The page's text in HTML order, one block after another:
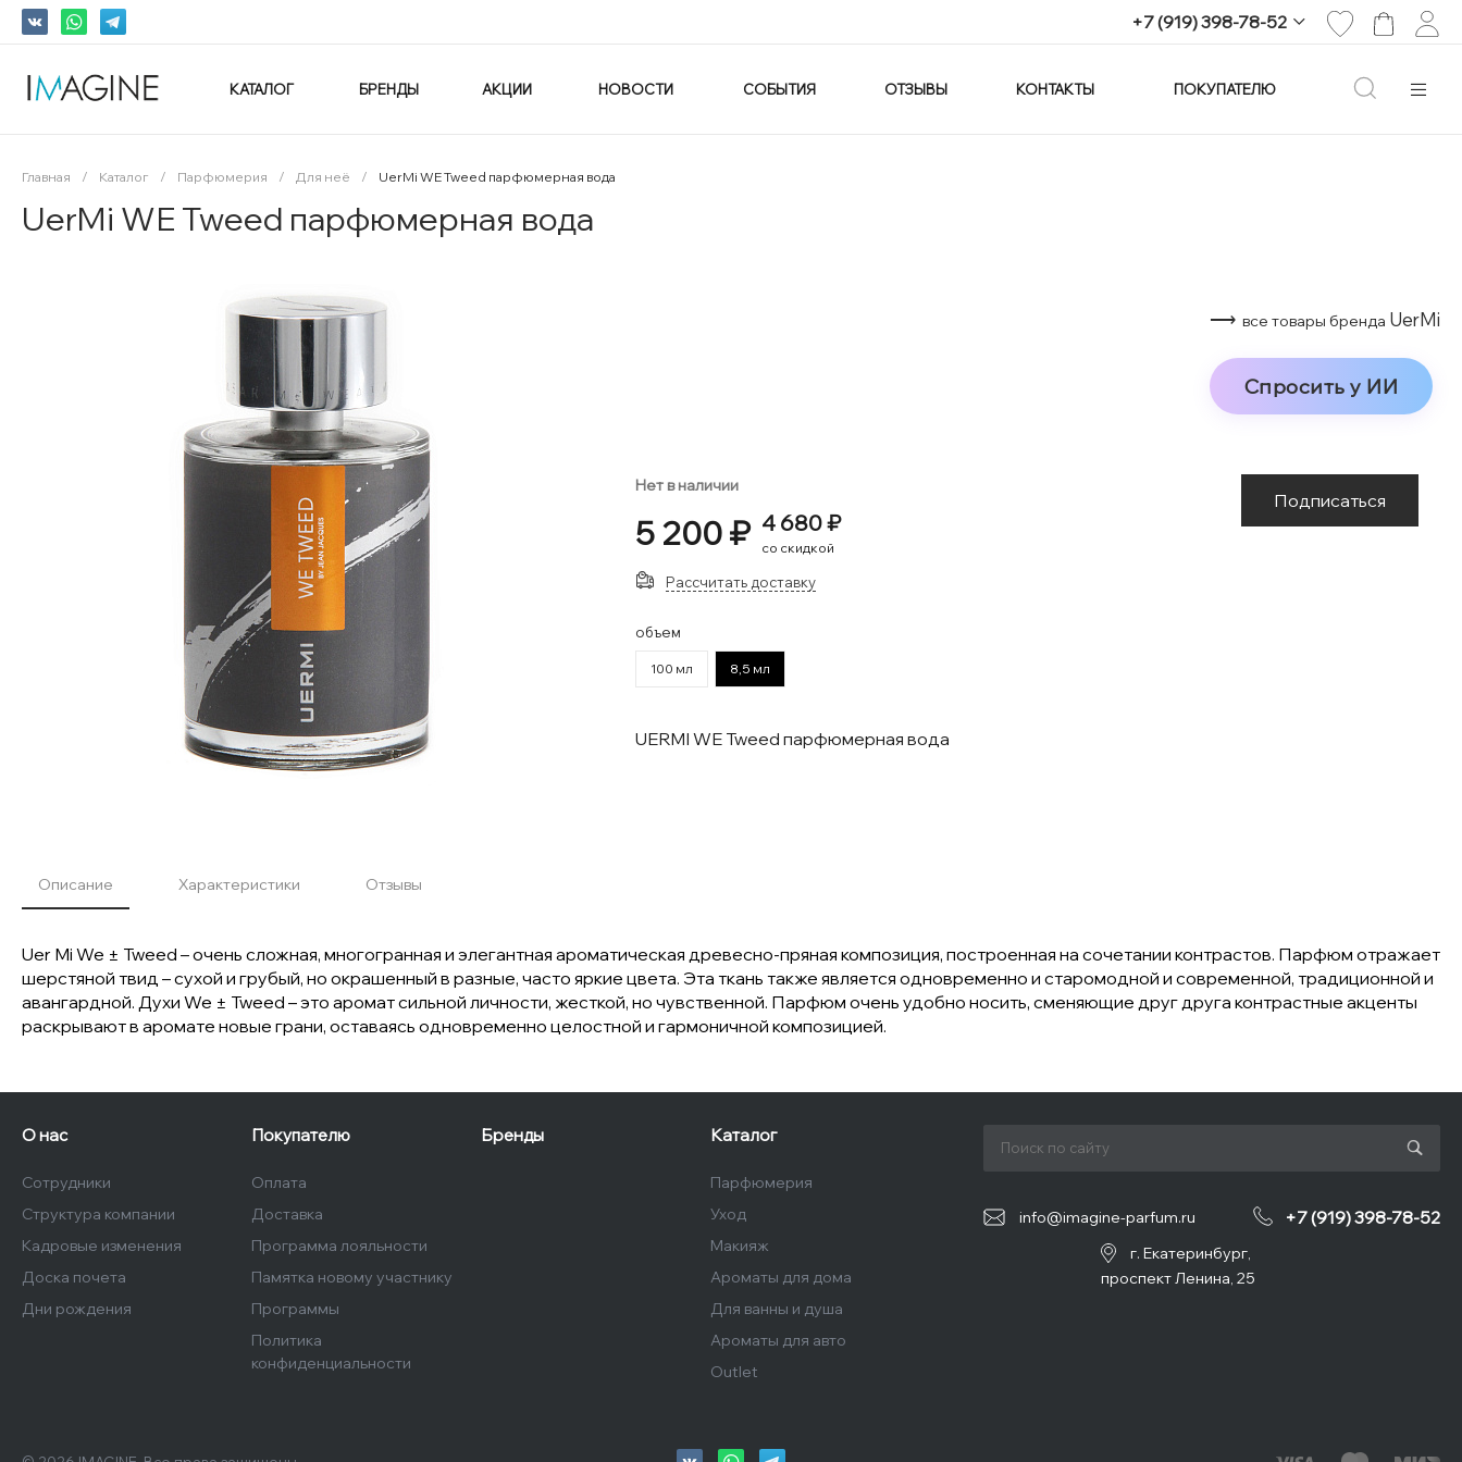
+7 (919) 398-78-52
+7 (919) 398-78-52
КАТАЛОГ БРЕНДЫ АКЦИИ НОВОСТИ СОБЫТИЯ ОТЗЫВЫ КОНТАКТЫ ПОКУПАТЕЛЮ
Главная / Каталог / Парфюмерия / Для неё / UerMi WE Tweed парфюмерная вода
UerMi WE Tweed парфюмерная вода
⟶ все товары бренда UerMi
Спросить у ИИ
Нет в наличии
5 200 ₽ 4 680 ₽
со скидкой
Подписаться
Рассчитать доставку
объем
100 мл 8,5 мл
UERMI WE Tweed парфюмерная вода
Описание Характеристики Отзывы
Uer Mi We ± Tweed – очень сложная, многогранная и элегантная ароматическая древесно-пряная композиция, построенная на сочетании контрастов. Парфюм отражает
шерстяной твид – сухой и грубый, но окрашенный в разные, часто яркие цвета. Эта ткань также является одновременно и старомодной и современной, традиционной и
авангардной. Духи We ± Tweed – это аромат сильной личности, жесткой, но чувственной. Парфюм очень удобно носить, сменяющие друг друга контрастные акценты
раскрывают в аромате новые грани, оставаясь одновременно целостной и гармоничной композицией.
О нас
Сотрудники
Структура компании
Кадровые изменения
Доска почета
Дни рождения
Покупателю
Оплата
Доставка
Программа лояльности
Памятка новому участнику
Программы
Политика
конфиденциальности
Бренды Каталог
Парфюмерия
Уход
Макияж
Ароматы для дома
Для ванны и душа
Ароматы для авто
Outlet
info@imagine-parfum.ru +7 (919) 398-78-52
г. Екатеринбург,
проспект Ленина, 25